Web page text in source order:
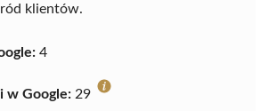
klientów.
4
w Google: 29